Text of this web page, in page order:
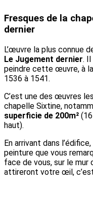
Fresques de la
dernier
L’œuvre la plus connue
Le Jugement dernier.
peindre cette œuvre, à
1536 à 1541.
C’est une des œuvres
chapelle Sixtine,
superficie de 200m²
haut).
En arrivant dans
peinture que vous
face de vous, sur le mur
attireront votre œil,